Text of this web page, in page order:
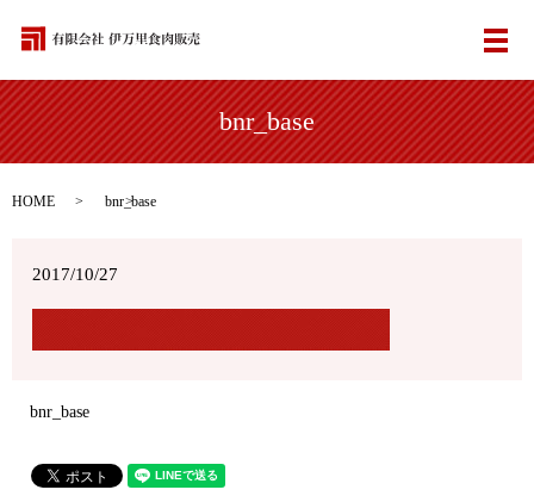
メ
bnr_base
HOME bnr_base
2017/10/27
bnr_base